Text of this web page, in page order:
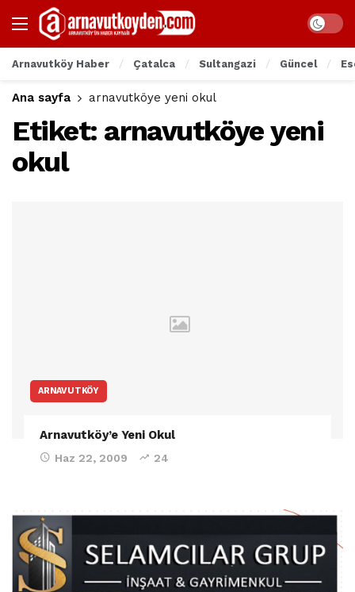
Arnavutköy Haber Çatalca Sultangazi Güncel
Ana sayfa arnavutköye yeni okul
Etiket: arnavutköye yeni
okul
ARNAVUTKÖY
Arnavutköy’e Yeni Okul
Haz 22, 2009 24